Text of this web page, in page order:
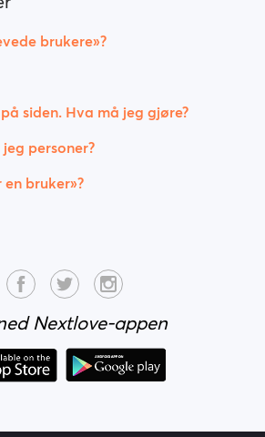
brukere»?
siden. Hva må jeg gjøre?
personer?
bruker»?
Nextlove-appen